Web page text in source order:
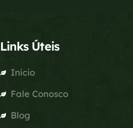
Links Úteis
Início
Fale Conosco
Blog